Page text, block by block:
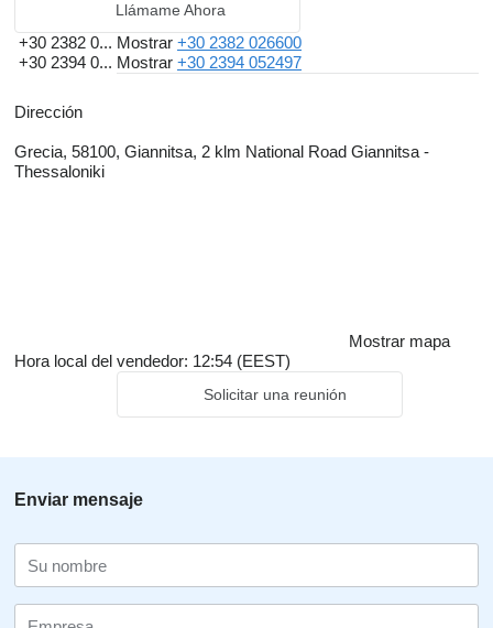
Llámame Ahora
+30 2382 0... Mostrar +30 2382 026600
+30 2394 0... Mostrar +30 2394 052497
Dirección
Grecia, 58100, Giannitsa, 2 klm National Road Giannitsa -
Thessaloniki
Mostrar mapa
Hora local del vendedor: 12:54 (EEST)
Solicitar una reunión
Enviar mensaje